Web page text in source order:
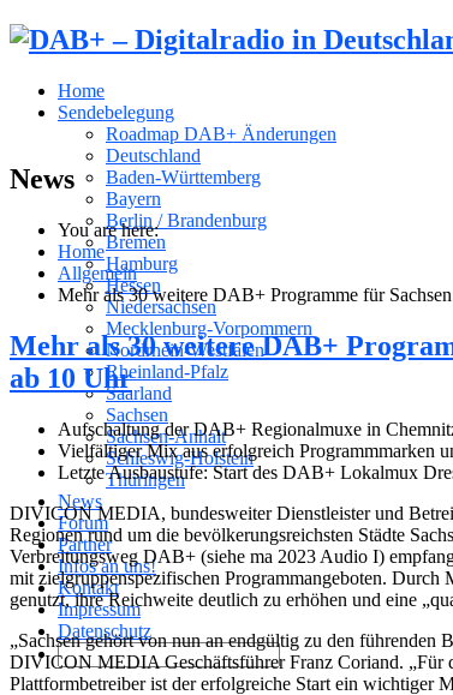
Home
Sendebelegung
Roadmap DAB+ Änderungen
Deutschland
Baden-Württemberg
Bayern
Berlin / Brandenburg
Bremen
Hamburg
Hessen
Niedersachsen
Mecklenburg-Vorpommern
Nordrhein-Westfalen
Rheinland-Pfalz
Saarland
Sachsen
Sachsen-Anhalt
Schleswig-Holstein
Thüringen
News
Forum
Partner
Infos an uns!
Kontakt
Impressum
Datenschutz
News
You are here:
Home
Allgemein
Mehr als 30 weitere DAB+ Programme für
Mehr als 30 weitere DAB+
ab 10 Uhr
Aufschaltung der DAB+ Regionalmuxe in
Vielfältiger Mix aus erfolgreich Programmmarken
Letzte Ausbaustufe: Start des DAB+ Lokalmux
DIVICON MEDIA, bundesweiter Dienstleister und
Regionen rund um die bevölkerungsreichsten Städte
Verbreitungsweg DAB+ (siehe ma 2023 Audio I)
mit zielgruppenspezifischen Programmangeboten.
genutzt, ihre Reichweite deutlich zu erhöhen und eine
„Sachsen gehört von nun an endgültig zu den
DIVICON MEDIA Geschäftsführer Franz Coriand. „Für
Plattformbetreiber ist der erfolgreiche Start ein wichtiger